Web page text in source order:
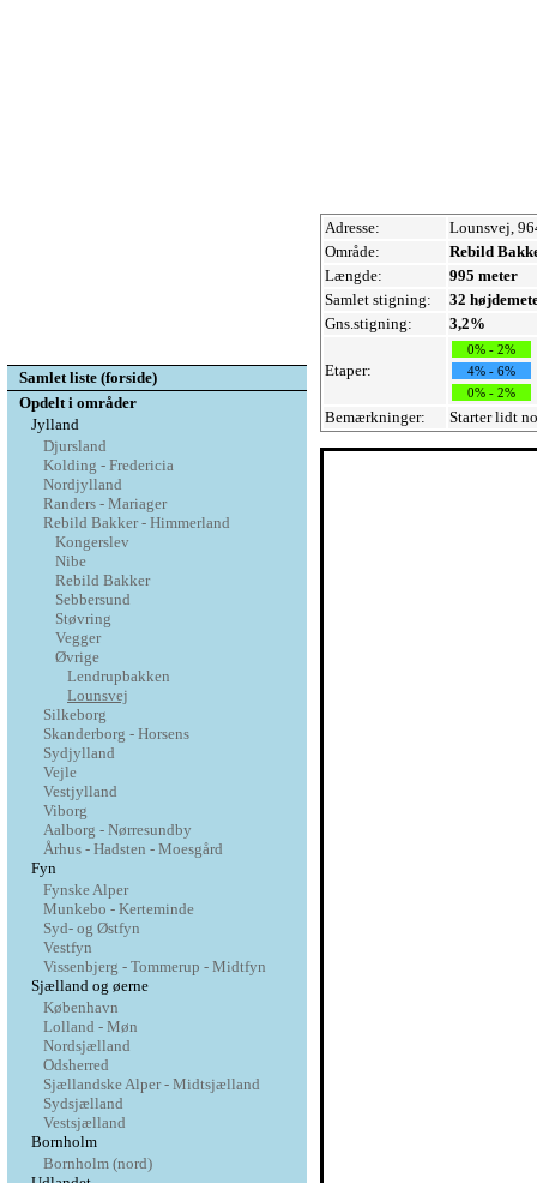
Samlet liste (forside)
Opdelt i områder
Jylland
Djursland
Kolding - Fredericia
Nordjylland
Randers - Mariager
Rebild Bakker - Himmerland
Kongerslev
Nibe
Rebild Bakker
Sebbersund
Støvring
Vegger
Øvrige
Lendrupbakken
Lounsvej
Silkeborg
Skanderborg - Horsens
Sydjylland
Vejle
Vestjylland
Viborg
Aalborg - Nørresundby
Århus - Hadsten - Moesgård
Fyn
Fynske Alper
Munkebo - Kerteminde
Syd- og Østfyn
Vestfyn
Vissenbjerg - Tommerup - Midtfyn
Sjælland og øerne
København
Lolland - Møn
Nordsjælland
Odsherred
Sjællandske Alper - Midtsjælland
Sydsjælland
Vestsjælland
Bornholm
Bornholm (nord)
Adresse:
Lounsvej,
Område:
Rebild
Længde:
995 meter
Samlet stigning:
32
Gns.stigning:
3,2%
Etaper:
0% - 2%
4% - 6%
0% - 2%
Bemærkninger: Starter lidt